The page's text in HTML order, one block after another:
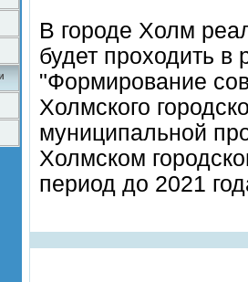
В городе Холм
будет проходить
"Формирование
Холмского
муниципальной
Холмском
период до 2021